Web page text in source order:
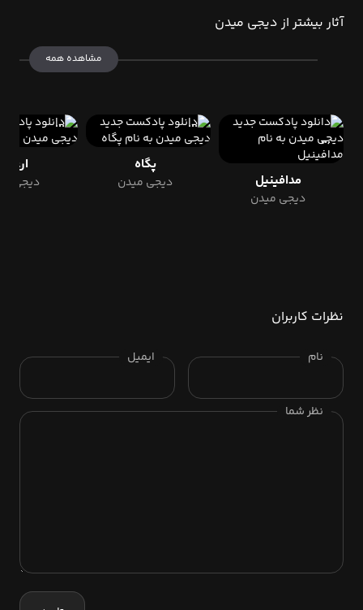
آثار بیشتر از دیجی میدن
مشاهده همه
مدافینیل
دیجی میدن
پگاه
دیجی میدن دیجی
نظرات کاربران
نام ایمیل
نظر شما